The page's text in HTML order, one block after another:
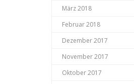
März 2018
Februar 2018
Dezember 2017
November 2017
Oktober 2017